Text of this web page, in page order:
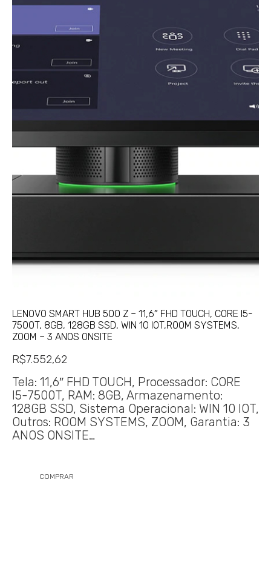
LENOVO SMART HUB 500 Z – 11,6″ FHD TOUCH, CORE I5-
7500T, 8GB, 128GB SSD, WIN 10 IOT,ROOM SYSTEMS,
ZOOM – 3 ANOS ONSITE
R$7.552,62
Tela: 11,6″ FHD TOUCH, Processador: CORE
I5-7500T, RAM: 8GB, Armazenamento:
128GB SSD, Sistema Operacional: WIN 10 IOT,
Outros: ROOM SYSTEMS, ZOOM, Garantia: 3
ANOS ONSITE…
COMPRAR